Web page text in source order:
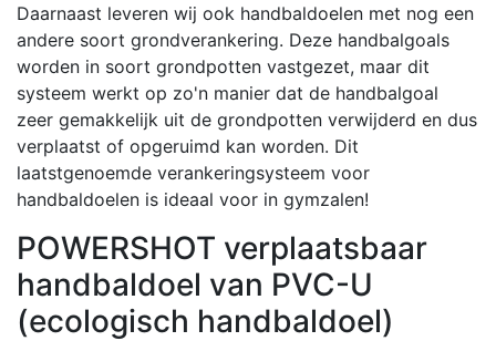
Daarnaast leveren wij ook handbaldoelen met nog een
andere soort grondverankering. Deze handbalgoals
worden in soort grondpotten vastgezet, maar dit
systeem werkt op zo'n manier dat de handbalgoal
zeer gemakkelijk uit de grondpotten verwijderd en dus
verplaatst of opgeruimd kan worden. Dit
laatstgenoemde verankeringsysteem voor
handbaldoelen is ideaal voor in gymzalen!
POWERSHOT verplaatsbaar
handbaldoel van PVC-U
(ecologisch handbaldoel)